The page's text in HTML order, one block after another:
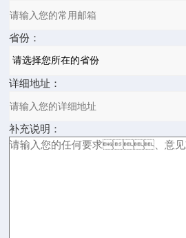
省份：
详细地址：
补充说明：